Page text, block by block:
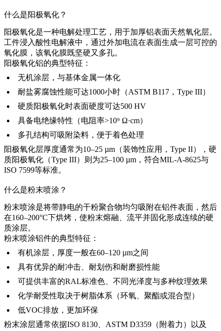
什么是阳极氧化？
阳极氧化是一种电解处理工艺，用于加厚铝表面天然氧化层。
工件浸入酸性电解液中，通过外加电流在表面生成一层可控的
氧化膜，该氧化膜既坚硬又多孔。
阳极氧化铝的典型特征：
无机涂层，与基体金属一体化
耐盐雾腐蚀性能可达1000小时（ASTM B117，Type III）
硬质阳极氧化时表面硬度可达500 HV
具备电绝缘特性（电阻率>10⁹ Ω·cm）
多孔结构可吸附染料，便于着色处理
阳极氧化层厚度通常为10–25 µm（装饰性应用，Type II），硬
质阳极氧化（Type III）则为25–100 µm，符合MIL-A-8625与
ISO 7599等标准。
什么是粉末喷涂？
粉末喷涂是将带静电的干粉聚合物均匀吸附在铝件表面，然后
在160–200°C下烘烤，使粉末熔融、流平并固化形成连续的硬
质涂层。
粉末喷涂铝件的典型特征：
有机涂层，厚度一般在60–120 µm之间
具有优异的耐冲击、耐划伤和耐磨损性能
可提供丰富的RAL标准色、不同光泽度与多种纹理效果
化学耐受性取决于树脂体系（环氧、聚酯或混合型）
低VOC排放，更加环保
粉末涂层通常依据ISO 8130、ASTM D3359（附着力）以及